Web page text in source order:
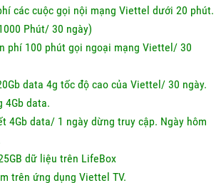
các cuộc gọi nội mạng Viettel dưới 20 phút.
Phút/ 30 ngày)
phí 100 phút gọi ngoại mạng Viettel/ 30
data 4g tốc độ cao của Viettel/ 30 ngày.
4Gb data.
4Gb data/ 1 ngày dừng truy cập. Ngày hôm
dữ liệu trên LifeBox
trên ứng dụng Viettel TV.